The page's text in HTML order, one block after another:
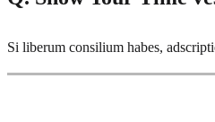
Si liberum consilium habes,